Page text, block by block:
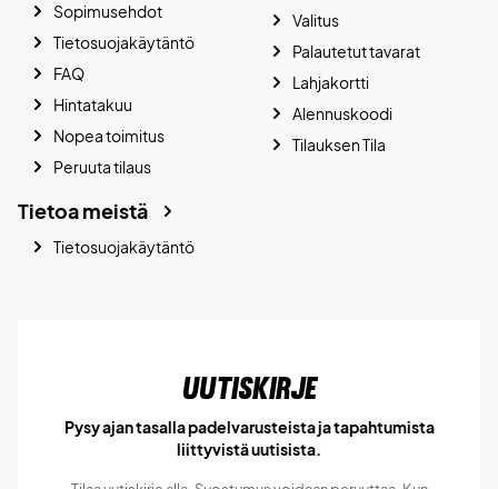
Sopimusehdot
Tietosuojakäytäntö
FAQ
Hintatakuu
Nopea toimitus
Peruuta tilaus
Valitus
Palautetut tavarat
Lahjakortti
Alennuskoodi
Tilauksen Tila
Tietoa meistä
Tietosuojakäytäntö
Uutiskirje
Pysy ajan tasalla padelvarusteista ja tapahtumista
liittyvistä uutisista.